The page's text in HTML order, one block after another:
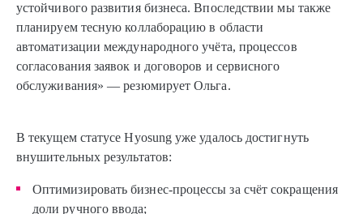
устойчивого развития бизнеса. Впоследствии мы также
планируем тесную коллаборацию в области
автоматизации международного учёта, процессов
согласования заявок и договоров и сервисного
обслуживания» — резюмирует Ольга.
В текущем статусе Hyosung уже удалось достигнуть
внушительных результатов:
Оптимизировать бизнес-процессы за счёт сокращения
доли ручного ввода;